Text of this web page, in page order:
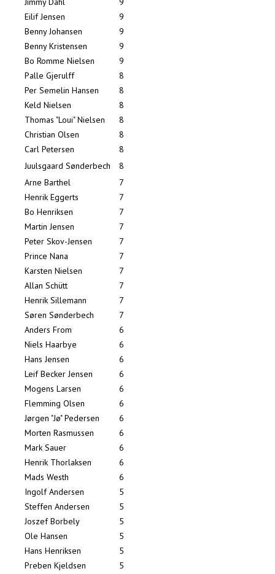
Eilif Jensen
9
Benny Johansen
9
Benny Kristensen
9
Bo Romme Nielsen
9
Palle Gjerulff
8
Per Semelin Hansen
8
Keld Nielsen
8
Thomas "Loui" Nielsen
8
Christian Olsen
8
Carl Petersen
8
Juulsgaard Sønderbech
8
Arne Barthel
7
Henrik Eggerts
7
Bo Henriksen
7
Martin Jensen
7
Peter Skov-Jensen
7
Prince Nana
7
Karsten Nielsen
7
Allan Schütt
7
Henrik Sillemann
7
Søren Sønderbech
7
Anders From
6
Niels Haarbye
6
Hans Jensen
6
Leif Becker Jensen
6
Mogens Larsen
6
Flemming Olsen
6
Jørgen "Jø" Pedersen
6
Morten Rasmussen
6
Mark Sauer
6
Henrik Thorlaksen
6
Mads Westh
6
Ingolf Andersen
5
Steffen Andersen
5
Joszef Borbely
5
Ole Hansen
5
Hans Henriksen
5
Preben Kjeldsen
5